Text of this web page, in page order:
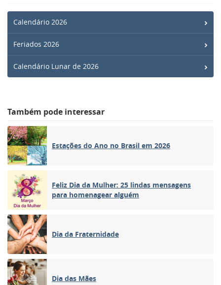
Calendário 2026
Feriados 2026
Calendário Lunar de 2026
Também pode interessar
Estações do Ano no Brasil em 2026
Feliz Dia da Mulher: 25 lindas mensagens
para homenagear alguém
Dia da Fraternidade
Dia das Mães